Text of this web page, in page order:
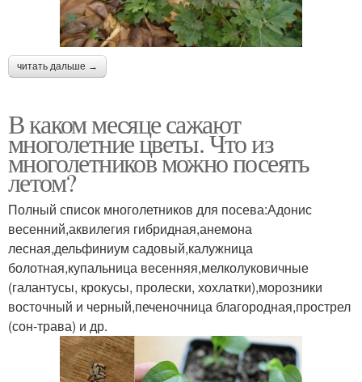
читать дальше →
В каком месяце сажают
многолетние цветы. Что из
многолетников можно посеять
летом?
Полный список многолетников для посева:Адонис
весенний,аквилегия гибридная,анемона
лесная,дельфиниум садовый,калужница
болотная,купальница весенняя,мелколуковичные
(галантусы, крокусы, пролески, хохлатки),морозники
восточный и черный,печеночница благородная,прострел
(сон-трава) и др.